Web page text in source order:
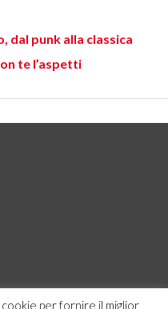
dal punk alla classica
te l’aspetti
per fornire il miglior